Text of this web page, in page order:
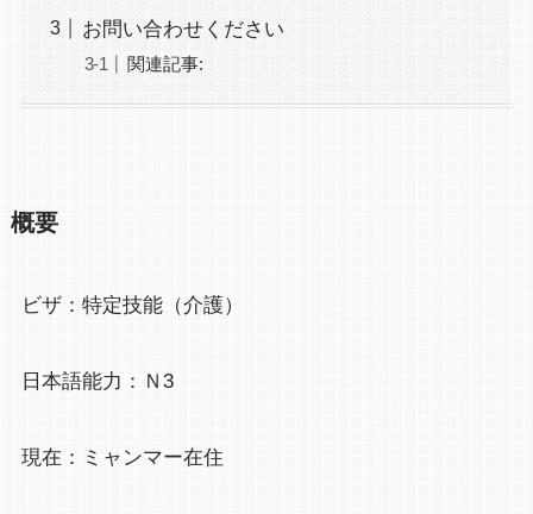
お問い合わせください
関連記事:
概要
ビザ：特定技能（介護）
日本語能力：Ｎ3
現在：ミャンマー在住